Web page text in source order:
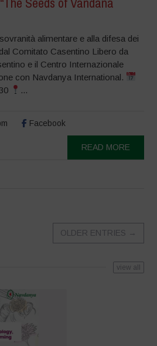
alimentare e alla difesa dei
Comitato Casentino Libero da
e il Centro Internazionale
con Navdanya International.
...
Facebook
READ MORE
OLDER ENTRIES →
view all